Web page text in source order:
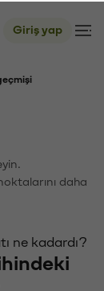
Giriş yap
daha
ne kadardı?